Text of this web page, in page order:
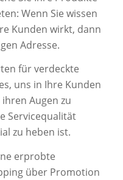
Wenn Sie wissen
Kunden wirkt, dann
Adresse.
für verdeckte
uns in Ihre Kunden
Augen zu
Servicequalität
zu heben ist.
erprobte
über Promotion